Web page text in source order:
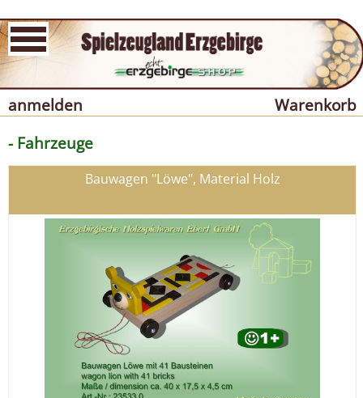
anmelden
Warenkorb
- Fahrzeuge
Bauwagen "Löwe", Material Holz